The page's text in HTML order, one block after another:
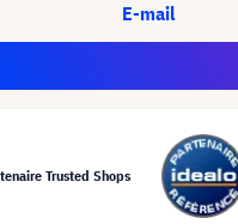
E-mail
Trusted Shops